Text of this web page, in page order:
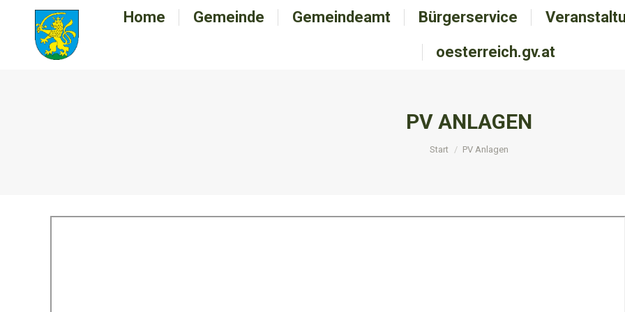
Home Gemeinde Gemeindeamt Bürgerservice
oesterreich.gv.at
PV ANLAGEN
Sie befinden sich hier:
Start PV Anlagen
Home Gemeinde Gemeindeamt Bürgerservice
oesterreich.gv.at